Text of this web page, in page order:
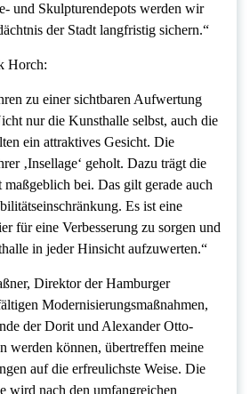
und Skulpturendepots werden wir
der Stadt langfristig sichern.“
Horch:
zu einer sichtbaren Aufwertung
nur die Kunsthalle selbst, auch die
ein attraktives Gesicht. Die
‚Insellage‘ geholt. Dazu trägt die
maßgeblich bei. Das gilt gerade auch
Es ist eine
für eine Verbesserung zu sorgen und
in jeder Hinsicht aufzuwerten.“
Direktor der Hamburger
Modernisierungsmaßnahmen,
der Dorit und Alexander Otto-
werden können, übertreffen meine
auf die erfreulichste Weise. Die
wird nach den umfangreichen